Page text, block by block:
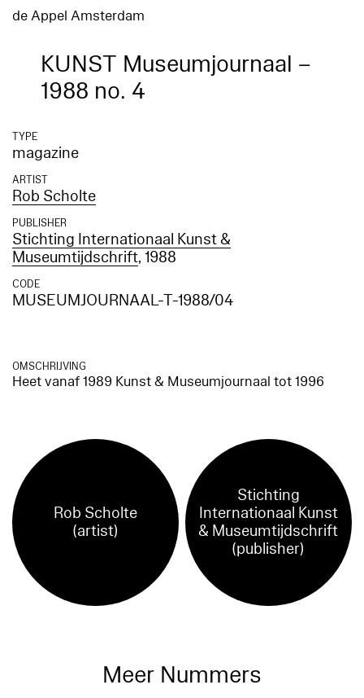
de Appel Amsterdam
KUNST Museumjournaal –
1988 no. 4
TYPE
magazine
ARTIST
Rob Scholte
PUBLISHER
Stichting Internationaal Kunst &
Museumtijdschrift, 1988
CODE
MUSEUMJOURNAAL-T-1988/04
OMSCHRIJVING
Heet vanaf 1989 Kunst & Museumjournaal tot 1996
Rob Scholte
(artist)
Stichting
Internationaal Kunst
& Museumtijdschrift
(publisher)
Meer Nummers